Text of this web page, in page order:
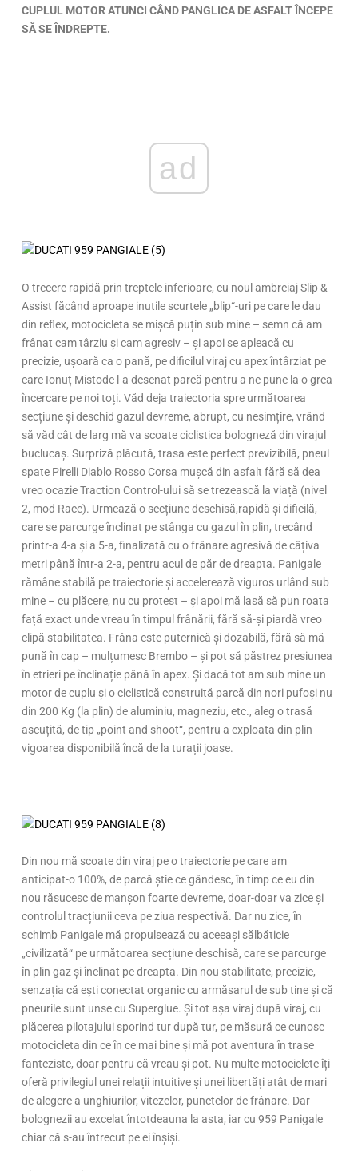
CUPLUL MOTOR ATUNCI CÂND PANGLICA DE ASFALT ÎNCEPE
SĂ SE ÎNDREPTE.
ad
O trecere rapidă prin treptele inferioare, cu noul ambreiaj Slip &
Assist făcând aproape inutile scurtele „blip“-uri pe care le dau
din reflex, motocicleta se mișcă puțin sub mine – semn că am
frânat cam târziu și cam agresiv – și apoi se apleacă cu
precizie, ușoară ca o pană, pe dificilul viraj cu apex întârziat pe
care Ionuț Mistode l-a desenat parcă pentru a ne pune la o grea
încercare pe noi toți. Văd deja traiectoria spre următoarea
secțiune și deschid gazul devreme, abrupt, cu nesimțire, vrând
să văd cât de larg mă va scoate ciclistica bologneză din virajul
buclucaș. Surpriză plăcută, trasa este perfect previzibilă, pneul
spate Pirelli Diablo Rosso Corsa mușcă din asfalt fără să dea
vreo ocazie Traction Control-ului să se trezească la viață (nivel
2, mod Race). Urmează o secțiune deschisă,rapidă și dificilă,
care se parcurge înclinat pe stânga cu gazul în plin, trecând
printr-a 4-a și a 5-a, finalizată cu o frânare agresivă de câțiva
metri până într-a 2-a, pentru acul de păr de dreapta. Panigale
rămâne stabilă pe traiectorie și accelerează viguros urlând sub
mine – cu plăcere, nu cu protest – și apoi mă lasă să pun roata
față exact unde vreau în timpul frânării, fără să-și piardă vreo
clipă stabilitatea. Frâna este puternică și dozabilă, fără să mă
pună în cap – mulțumesc Brembo – și pot să păstrez presiunea
în etrieri pe înclinație până în apex. Și dacă tot am sub mine un
motor de cuplu și o ciclistică construită parcă din nori pufoși nu
din 200 Kg (la plin) de aluminiu, magneziu, etc., aleg o trasă
ascuțită, de tip „point and shoot“, pentru a exploata din plin
vigoarea disponibilă încă de la turații joase.
Din nou mă scoate din viraj pe o traiectorie pe care am
anticipat-o 100%, de parcă știe ce gândesc, în timp ce eu din
nou răsucesc de manșon foarte devreme, doar-doar va zice și
controlul tracțiunii ceva pe ziua respectivă. Dar nu zice, în
schimb Panigale mă propulsează cu aceeași sălbăticie
„civilizată“ pe următoarea secțiune deschisă, care se parcurge
în plin gaz și înclinat pe dreapta. Din nou stabilitate, precizie,
senzația că ești conectat organic cu armăsarul de sub tine și că
pneurile sunt unse cu Superglue. Și tot așa viraj după viraj, cu
plăcerea pilotajului sporind tur după tur, pe măsură ce cunosc
motocicleta din ce în ce mai bine și mă pot aventura în trase
fanteziste, doar pentru că vreau și pot. Nu multe motociclete îți
oferă privilegiul unei relații intuitive și unei libertăți atât de mari
de alegere a unghiurilor, vitezelor, punctelor de frânare. Dar
bolognezii au excelat întotdeauna la asta, iar cu 959 Panigale
chiar că s-au întrecut pe ei înșiși.